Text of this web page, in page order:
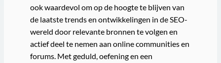
ook waardevol om op de hoogte te blijven van
de laatste trends en ontwikkelingen in de SEO-
wereld door relevante bronnen te volgen en
actief deel te nemen aan online communities en
forums. Met geduld, oefening en een